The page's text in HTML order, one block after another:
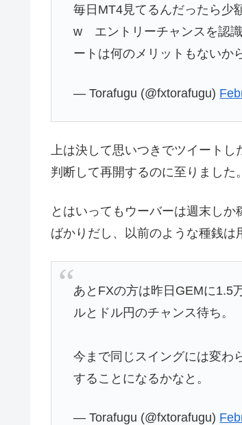
毎日MT4見てるんだったら少
w エントリーチャンスを認
ートは何のメリットもないか
— Torafugu (@fxtorafugu)
上は決して思いつきでツイートし
判断して再開するのに至りました。
とはいってもウーバーは週末し
ばかりだし、以前のような種銭は
あとFXの方は昨日GEMに1.5
ルとドル円のチャンス待ち。
今まで同じスイングには変わ
することになるかなと。
— Torafugu (@fxtorafugu)